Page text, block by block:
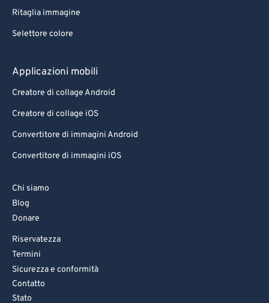
Ritaglia immagine
Selettore colore
Applicazioni mobili
Creatore di collage Android
Creatore di collage iOS
Convertitore di immagini Android
Convertitore di immagini iOS
Chi siamo
Blog
Donare
Riservatezza
Termini
Sicurezza e conformità
Contatto
Stato